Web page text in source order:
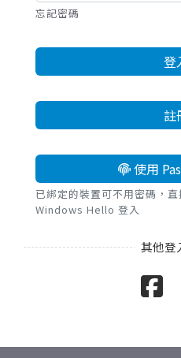
忘記密碼
登
註
使用
已綁定的裝置可不用密碼，
Windows Hello 登入